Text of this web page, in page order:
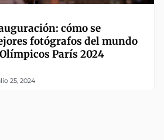
cómo se
fotógrafos del mundo
París 2024
25, 2024